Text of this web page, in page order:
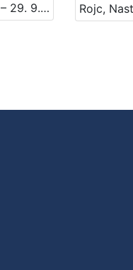
Hudovski, Adolf (1828 – 29. 9. 1900.)